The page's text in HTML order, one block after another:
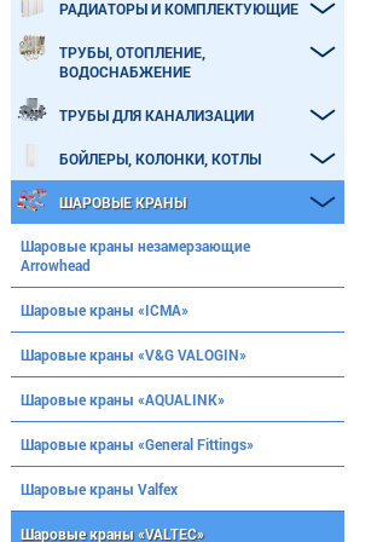
РАДИАТОРЫ И КОМПЛЕКТУЮЩИЕ
ТРУБЫ, ОТОПЛЕНИЕ,
ВОДОСНАБЖЕНИЕ
ТРУБЫ ДЛЯ КАНАЛИЗАЦИИ
БОЙЛЕРЫ, КОЛОНКИ, КОТЛЫ
ШАРОВЫЕ КРАНЫ
Шаровые краны незамерзающие
Arrowhead
Шаровые краны «ICMA»
Шаровые краны «V&G VALOGIN»
Шаровые краны «AQUALINK»
Шаровые краны «General Fittings»
Шаровые краны Valfex
Шаровые краны «VALTEC»